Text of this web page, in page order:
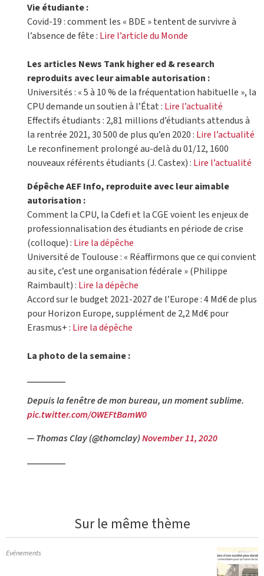
Vie étudiante :
Covid-19 : comment les « BDE » tentent de survivre à
l’absence de fête : Lire l’article du Monde
Les articles News Tank higher ed & research
reproduits avec leur aimable autorisation :
Universités : « 5 à 10 % de la fréquentation habituelle », la
CPU demande un soutien à l’État : Lire l’actualité
Effectifs étudiants : 2,81 millions d’étudiants attendus à
la rentrée 2021, 30 500 de plus qu’en 2020 : Lire l’actualité
Le reconfinement prolongé au-delà du 01/12, 1600
nouveaux référents étudiants (J. Castex) : Lire l’actualité
Dépêche AEF Info, reproduite avec leur aimable
autorisation :
Comment la CPU, la Cdefi et la CGE voient les enjeux de
professionnalisation des étudiants en période de crise
(colloque) : Lire la dépêche
Université de Toulouse : « Réaffirmons que ce qui convient
au site, c’est une organisation fédérale » (Philippe
Raimbault) : Lire la dépêche
Accord sur le budget 2021-2027 de l’Europe : 4 Md€ de plus
pour Horizon Europe, supplément de 2,2 Md€ pour
Erasmus+ : Lire la dépêche
La photo de la semaine :
Depuis la fenêtre de mon bureau, un moment sublime.
pic.twitter.com/OWEFtBamW0
— Thomas Clay (@thomclay)November 11, 2020
Sur le même thème
Evénements